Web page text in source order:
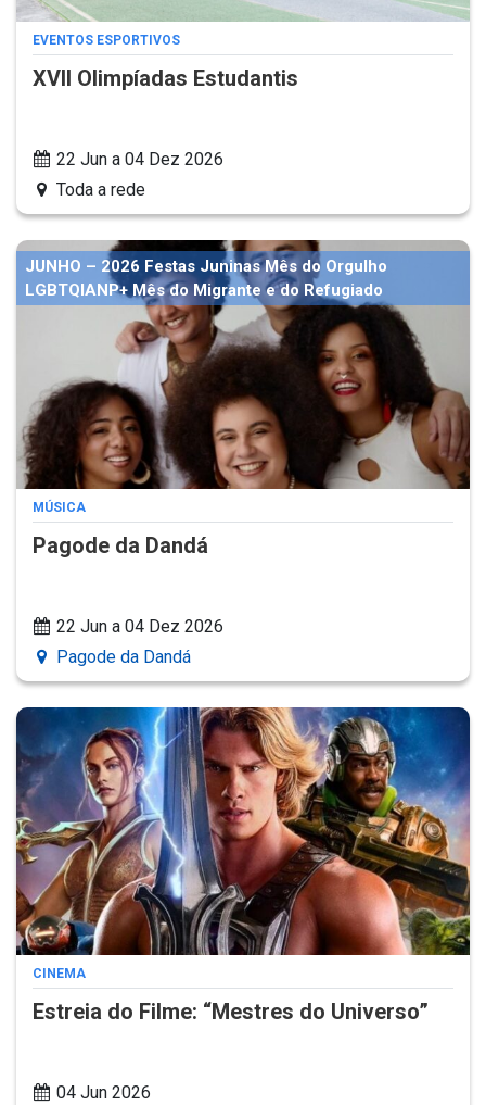
EVENTOS ESPORTIVOS
XVII Olimpíadas Estudantis
22 Jun a 04 Dez 2026
Toda a rede
JUNHO – 2026 Festas Juninas Mês do Orgulho
LGBTQIANP+ Mês do Migrante e do Refugiado
MÚSICA
Pagode da Dandá
22 Jun a 04 Dez 2026
Pagode da Dandá
CINEMA
Estreia do Filme: “Mestres do Universo”
04 Jun 2026